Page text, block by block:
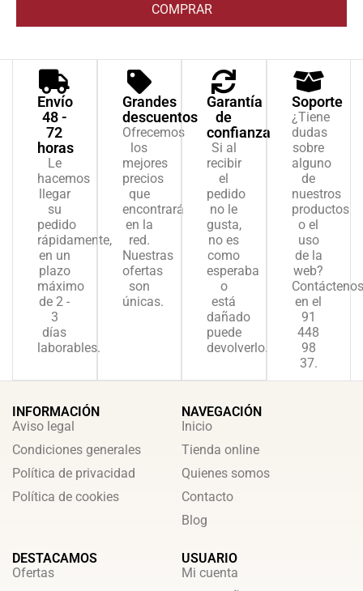
COMPRAR
Envío
48 -
72
horas
Le
hacemos
llegar
su
pedido
rápidamente,
en un
plazo
máximo
de 2 -
3
días
laborables.
Grandes
descuentos
Ofrecemos
los
mejores
precios
que
encontrará
en la
red.
Nuestras
ofertas
son
únicas.
Garantía
de
confianza
Si al
recibir
el
pedido
no le
gusta,
no es
como
esperaba
o
está
dañado
puede
devolverlo.
Soporte
¿Tiene
dudas
sobre
alguno
de
nuestros
productos
o el
uso
de la
web?
Contáctenos
en el
91
448
98
37.
INFORMACIÓN
Aviso legal
Condiciones generales
Política de privacidad
Política de cookies
NAVEGACIÓN
Inicio
Tienda online
Quienes somos
Contacto
Blog
DESTACAMOS
Ofertas
USUARIO
Mi cuenta